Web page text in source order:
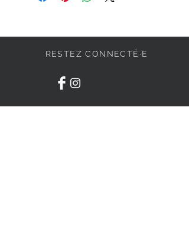
RESTEZ CONNECTÉ·E